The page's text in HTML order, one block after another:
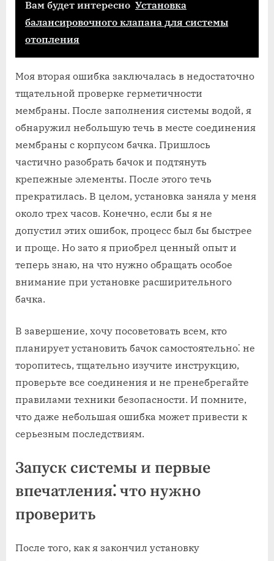
Вам будет интересно Установка
балансировочного клапана для системы
отопления
Моя вторая ошибка заключалась в недостаточно
тщательной проверке герметичности
мембраны. После заполнения системы водой, я
обнаружил небольшую течь в месте соединения
мембраны с корпусом бачка. Пришлось
частично разобрать бачок и подтянуть
крепежные элементы. После этого течь
прекратилась. В целом, установка заняла у меня
около трех часов. Конечно, если бы я не
допустил этих ошибок, процесс был бы быстрее
и проще. Но зато я приобрел ценный опыт и
теперь знаю, на что нужно обращать особое
внимание при установке расширительного
бачка.
В завершение, хочу посоветовать всем, кто
планирует установить бачок самостоятельно⁚ не
торопитесь, тщательно изучите инструкцию,
проверьте все соединения и не пренебрегайте
правилами техники безопасности. И помните,
что даже небольшая ошибка может привести к
серьезным последствиям.
Запуск системы и первые
впечатления⁚ что нужно
проверить
После того, как я закончил установку